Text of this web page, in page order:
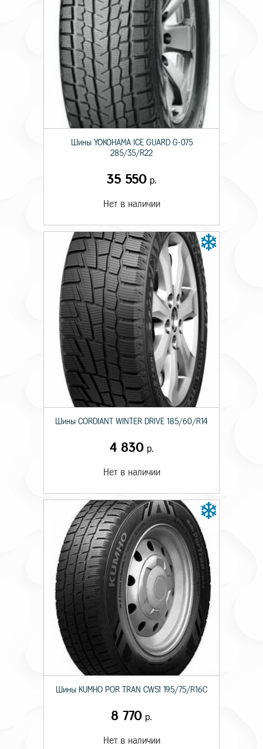
Шины YOKOHAMA ICE GUARD G-075
285/35/R22
35 550р.
Нет в наличии
Шины CORDIANT WINTER DRIVE 185/60/R14
4 830р.
Нет в наличии
Шины KUMHO POR TRAN CW51 195/75/R16C
8 770 р.
Нет в наличии